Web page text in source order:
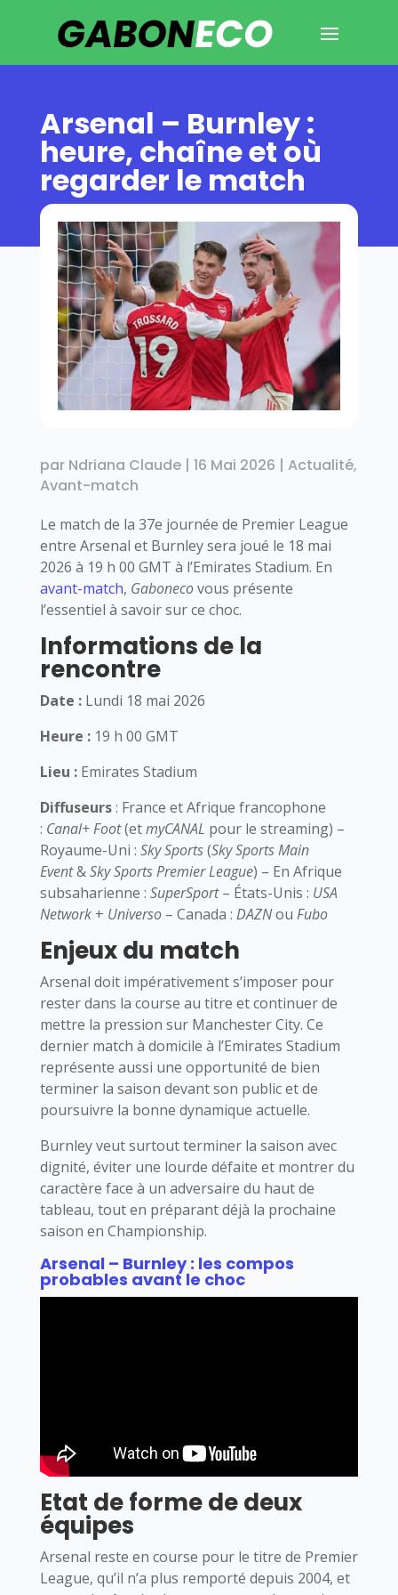
Arsenal – Burnley :
heure, chaîne et où
regarder le match
par Ndriana Claude| 16 Mai 2026 | Actualité,
Avant-match
Le match de la 37e journée de Premier League
entre Arsenal et Burnley sera joué le 18 mai
2026 à 19 h 00 GMT à l’Emirates Stadium. En
avant-match, Gabonecovous présente
l’essentiel à savoir sur ce choc.
Informations de la
rencontre
Date :Lundi 18 mai 2026
Heure :19 h 00 GMT
Lieu : Emirates Stadium
Diffuseurs: France et Afrique francophone
: Canal+ Foot(etmyCANAL pour le streaming) –
Royaume-Uni : Sky Sports(Sky Sports Main
Event&Sky Sports Premier League) – En Afrique
subsaharienne : SuperSport– États-Unis : USA
Network+ Universo– Canada : DAZNou Fubo
Enjeux du match
Arsenal doit impérativement s’imposer pour
rester dans la course au titre et continuer de
mettre la pression sur Manchester City. Ce
dernier match à domicile à l’Emirates Stadium
représente aussi une opportunité de bien
terminer la saison devant son public et de
poursuivre la bonne dynamique actuelle.
Burnley veut surtout terminer la saison avec
dignité, éviter une lourde défaite et montrer du
caractère face à un adversaire du haut de
tableau, tout en préparant déjà la prochaine
saison en Championship.
Arsenal – Burnley : les compos
probables avant le choc
Etat de forme de deux
équipes
Arsenal reste en course pour le titre de Premier
League, qu’il n’a plus remporté depuis 2004, et